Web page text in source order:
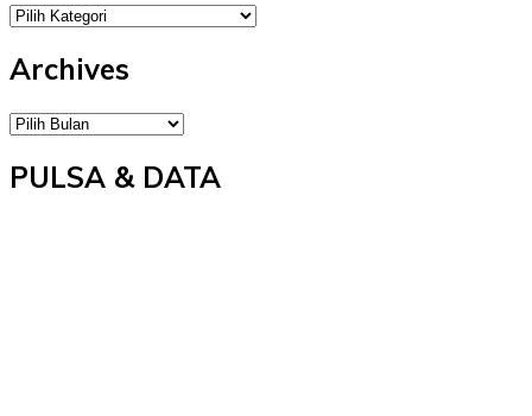
Categories
Archives
Archives
PULSA & DATA